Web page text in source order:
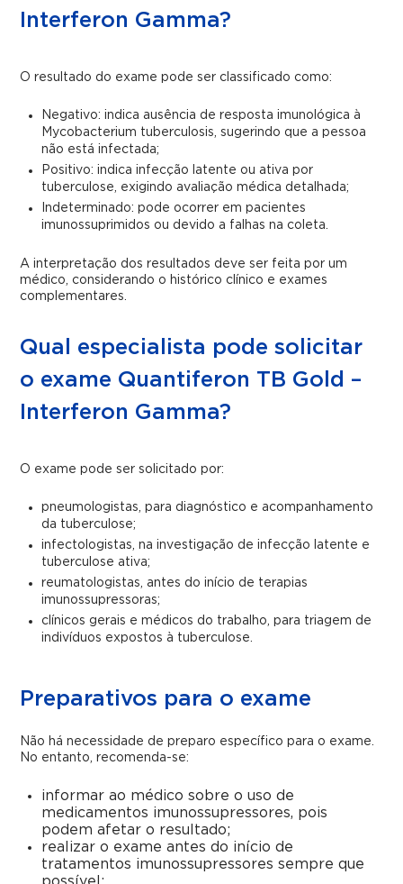
Interferon Gamma?
O resultado do exame pode ser classificado como:
Negativo: indica ausência de resposta imunológica à
Mycobacterium tuberculosis, sugerindo que a pessoa
não está infectada;
Positivo: indica infecção latente ou ativa por
tuberculose, exigindo avaliação médica detalhada;
Indeterminado: pode ocorrer em pacientes
imunossuprimidos ou devido a falhas na coleta.
A interpretação dos resultados deve ser feita por um
médico, considerando o histórico clínico e exames
complementares.
Qual especialista pode solicitar
o exame Quantiferon TB Gold –
Interferon Gamma?
O exame pode ser solicitado por:
pneumologistas, para diagnóstico e acompanhamento
da tuberculose;
infectologistas, na investigação de infecção latente e
tuberculose ativa;
reumatologistas, antes do início de terapias
imunossupressoras;
clínicos gerais e médicos do trabalho, para triagem de
indivíduos expostos à tuberculose.
Preparativos para o exame
Não há necessidade de preparo específico para o exame.
No entanto, recomenda-se:
informar ao médico sobre o uso de
medicamentos imunossupressores, pois
podem afetar o resultado;
realizar o exame antes do início de
tratamentos imunossupressores sempre que